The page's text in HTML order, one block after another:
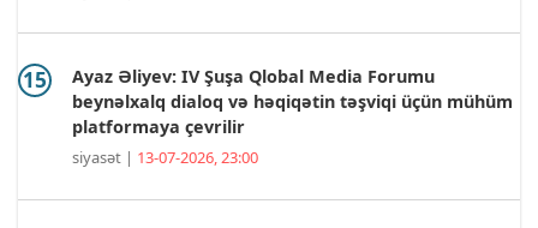
Ayaz Əliyev: IV Şuşa Qlobal Media Forumu
beynəlxalq dialoq və həqiqətin təşviqi üçün mühüm
platformaya çevrilir
siyasət | 13-07-2026, 23:00